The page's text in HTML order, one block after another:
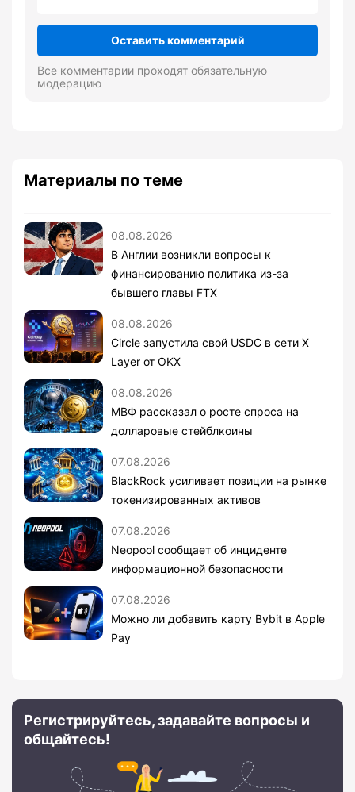
Оставить комментарий
Все комментарии проходят обязательную
модерацию
Материалы по теме
08.08.2026
В Англии возникли вопросы к
финансированию политика из-за
бывшего главы FTX
08.08.2026
Circle запустила свой USDC в сети X
Layer от OKX
08.08.2026
МВФ рассказал о росте спроса на
долларовые стейблкоины
07.08.2026
BlackRock усиливает позиции на рынке
токенизированных активов
07.08.2026
Neopool сообщает об инциденте
информационной безопасности
07.08.2026
Можно ли добавить карту Bybit в Apple
Pay
Регистрируйтесь, задавайте вопросы и
общайтесь!